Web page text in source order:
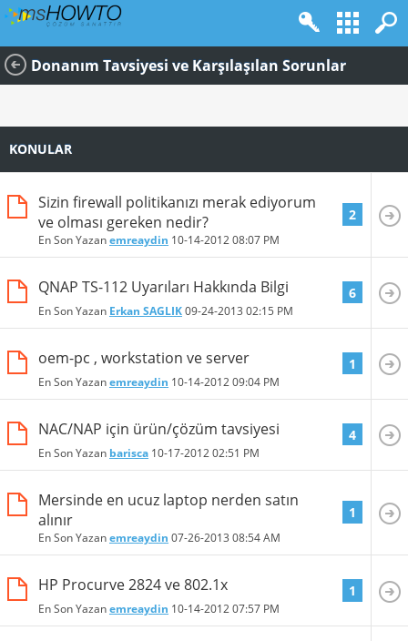
Donanım Tavsiyesi ve Karşılaşılan Sorunlar
KONULAR
Sizin firewall politikanızı merak ediyorum
ve olması gereken nedir?
En Son Yazanemreaydin 10-14-201208:07 PM
2
QNAP TS-112 Uyarıları Hakkında Bilgi
En Son Yazan Erkan SAGLIK09-24-2013 02:15 PM
6
oem-pc , workstation ve server
En Son Yazanemreaydin 10-14-201209:04 PM
1
NAC/NAP için ürün/çözüm tavsiyesi
En Son Yazan barisca 10-17-201202:51 PM
4
Mersinde en ucuz laptop nerden satın
alınır
En Son Yazanemreaydin 07-26-2013 08:54 AM
1
HP Procurve 2824 ve 802.1x
En Son Yazanemreaydin 10-14-201207:57 PM
1